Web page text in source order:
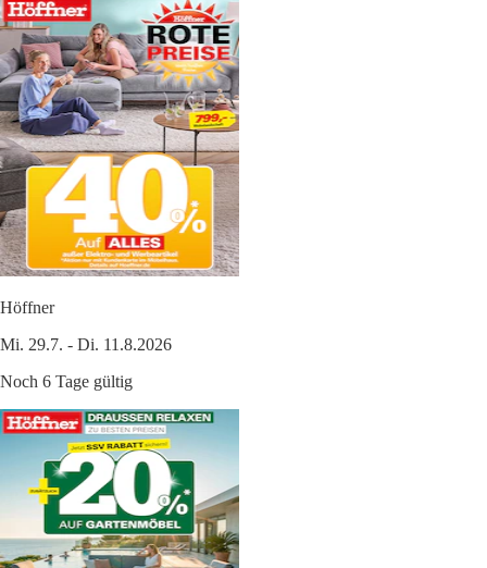
Höffner
Mi. 29.7. - Di. 11.8.2026
Noch 6 Tage gültig